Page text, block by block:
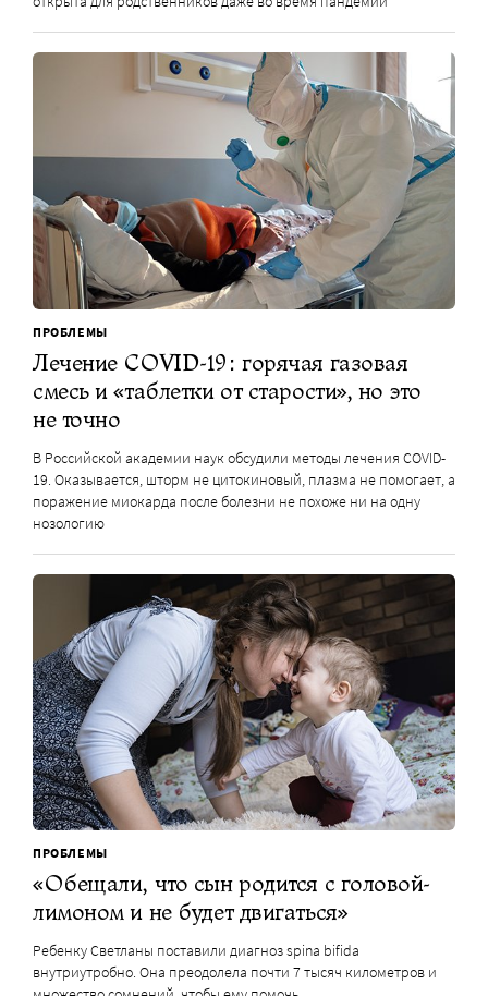
ПРОБЛЕМЫ
Лечение COVID-19: горячая газовая
смесь и «таблетки от старости», но это
не точно
В Российской академии наук обсудили методы лечения COVID-
19. Оказывается, шторм не цитокиновый, плазма не помогает, а
поражение миокарда после болезни не похоже ни на одну
нозологию
ПРОБЛЕМЫ
«Обещали, что сын родится с головой-
лимоном и не будет двигаться»
Ребенку Светланы поставили диагноз spina bifida
внутриутробно. Она преодолела почти 7 тысяч километров и